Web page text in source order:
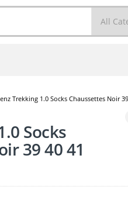
Trekking 1.0 Socks Chaussettes Noir
Socks
39 40 41